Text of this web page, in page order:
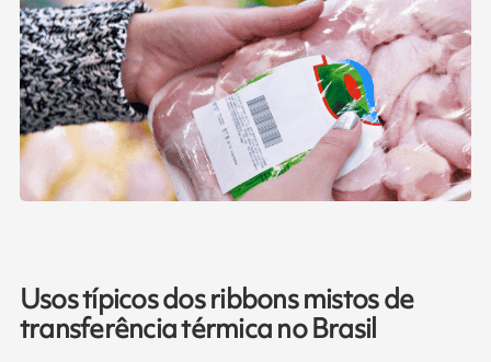
Usos típicos dos ribbons mistos de
transferência térmica no Brasil